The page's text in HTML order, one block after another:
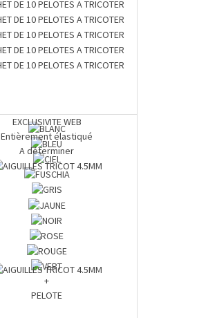
+
PELOTE
EXCLUSIVITE WEB
Entièrement élastiqué
A déterminer